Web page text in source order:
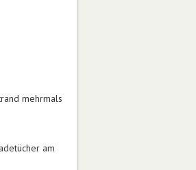
mehrmals
am